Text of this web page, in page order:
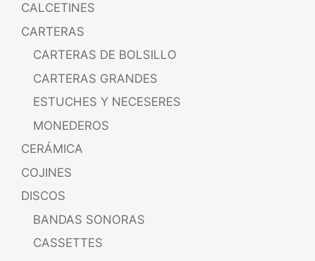
CALCETINES
CARTERAS
CARTERAS DE BOLSILLO
CARTERAS GRANDES
ESTUCHES Y NECESERES
MONEDEROS
CERÁMICA
COJINES
DISCOS
BANDAS SONORAS
CASSETTES